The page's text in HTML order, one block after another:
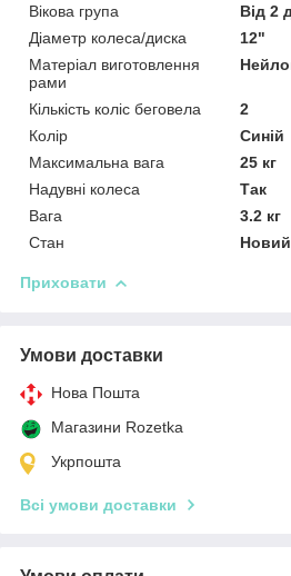
Вікова група
Від 2
Діаметр колеса/диска
12"
Матеріал виготовлення
рами
Кількість коліс беговела
2
Колір
Синій
Максимальна вага
25 кг
Надувні колеса
Так
Вага
3.2 кг
Стан
Новий
Приховати
Умови доставки
Нова Пошта
Магазини Rozetka
Укрпошта
Всі умови доставки